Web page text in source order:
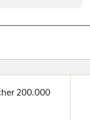
200.000